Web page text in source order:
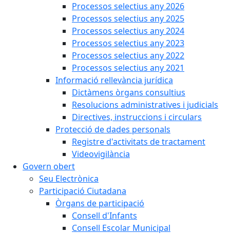
Processos selectius any 2026
Processos selectius any 2025
Processos selectius any 2024
Processos selectius any 2023
Processos selectius any 2022
Processos selectius any 2021
Informació rellevància jurídica
Dictàmens òrgans consultius
Resolucions administratives i judicials
Directives, instruccions i circulars
Protecció de dades personals
Registre d'activitats de tractament
Videovigilància
Govern obert
Seu Electrònica
Participació Ciutadana
Òrgans de participació
Consell d'Infants
Consell Escolar Municipal